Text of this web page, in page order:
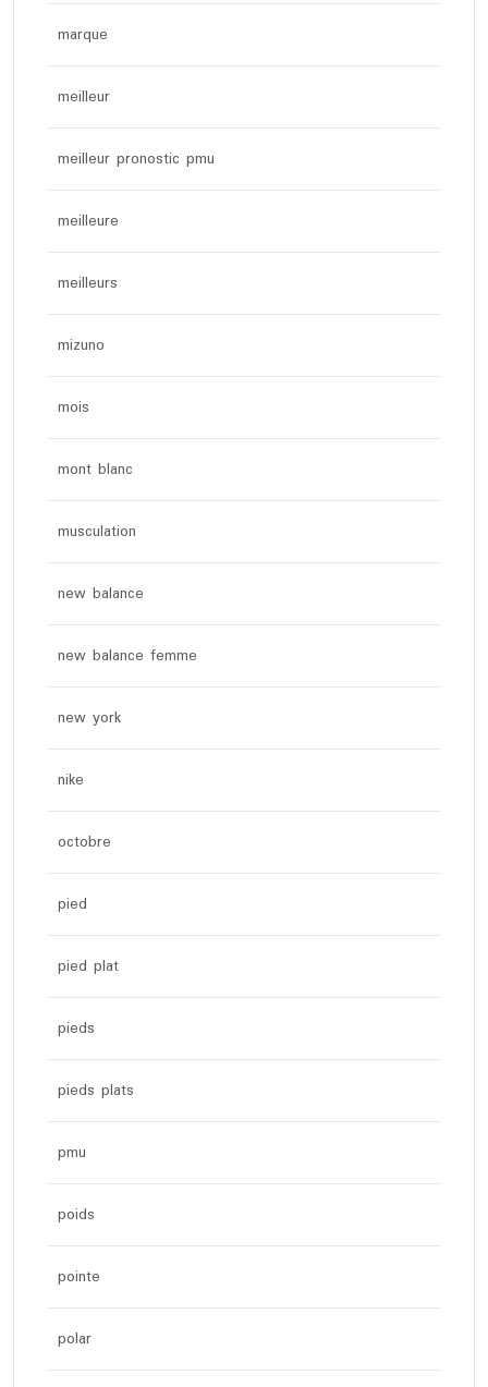
marque
meilleur
meilleur pronostic pmu
meilleure
meilleurs
mizuno
mois
mont blanc
musculation
new balance
new balance femme
new york
nike
octobre
pied
pied plat
pieds
pieds plats
pmu
poids
pointe
polar